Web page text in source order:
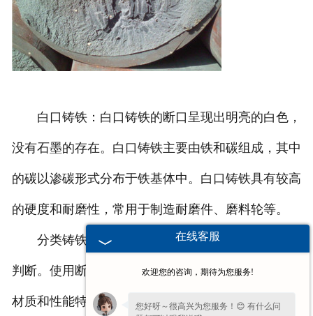
白口铸铁：白口铸铁的断口呈现出明亮的白色，
没有石墨的存在。白口铸铁主要由铁和碳组成，其中
的碳以渗碳形式分布于铁基体中。白口铸铁具有较高
的硬度和耐磨性，常用于制造耐磨件、磨料轮等。
分类铸铁棒的方法主要是通过观察其断口颜色来
判断。使用断口颜色进行分类可以初步了解铸铁棒的
材质和性能特点，对于选择合适的铸铁材料具有一定
在线客服
欢迎您的咨询，期待为您服务!
您好呀～很高兴为您服务！😊 有什么问